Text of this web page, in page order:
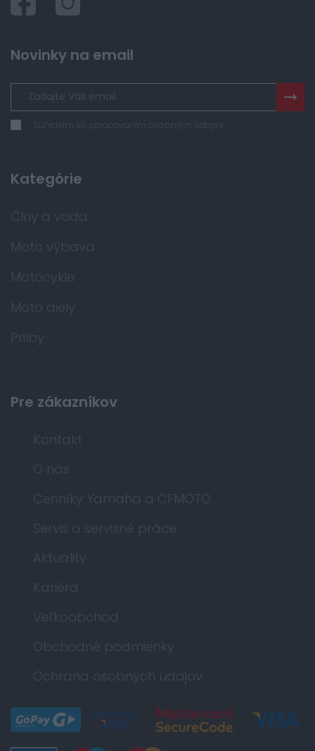
Novinky na email
Súhlasím so spracovaním osobných údajov
Kategórie
Člny a voda
Moto výbava
Motocykle
Moto diely
Prilby
Pre zákazníkov
Kontakt
O nás
Cenníky Yamaha a CFMOTO
Servis a servisné práce
Aktuality
Kariéra
Veľkoobchod
Obchodné podmienky
Ochrana osobných údajov